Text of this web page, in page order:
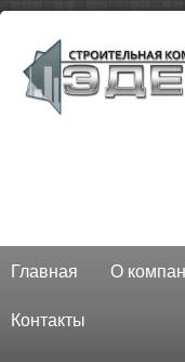
Главная О
Контакты